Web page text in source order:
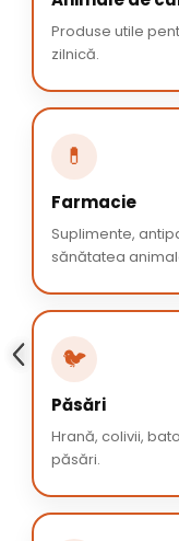
Produse utile
zilnică.
💊
Farmacie
Suplimente,
sănătatea
🐦
Păsări
Hrană, colivii,
păsări.